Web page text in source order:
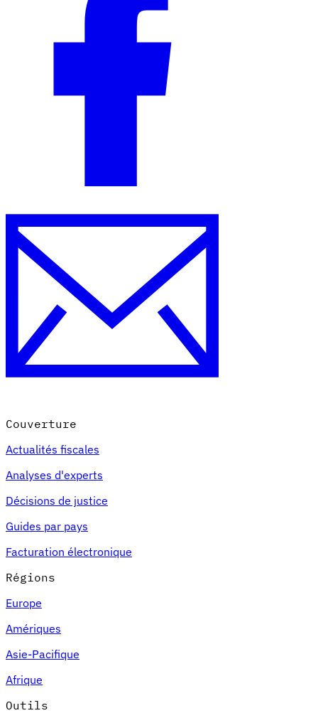
Couverture
Actualités fiscales
Analyses d'experts
Décisions de justice
Guides par pays
Facturation électronique
Régions
Europe
Amériques
Asie-Pacifique
Afrique
Outils